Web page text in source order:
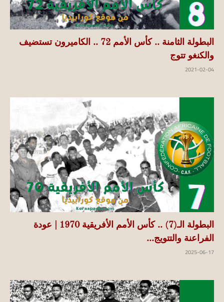
البطولة الثامنة .. كأس الأمم 72 .. الكاميرون تستضيف
والكنغو تتوج
2021-02-04
البطولة الـ(7) .. كأس الأمم الأفريقية 1970 | عودة
الفراعنة والتتويج...
2025-06-17